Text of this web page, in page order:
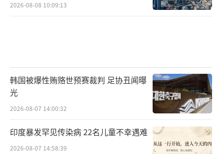
2026-08-08 10:09:13
韩国被爆性贿赂世预赛裁判 足协丑闻曝
光
2026-08-07 14:00:32
印度暴发罕见传染病 22名儿童不幸遇难
2026-08-07 14:58:39